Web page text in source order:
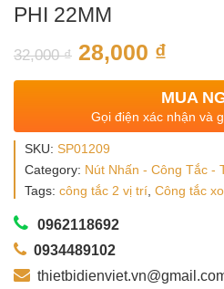
PHI 22MM
32,000₫ 28,000 ₫
MUA
Gọi điện xác nhận và
SKU: SP01209
Category: Nút Nhấn - Công Tắc -
Tags: công tắc 2 vị trí Công tắc
0962118692
0934489102